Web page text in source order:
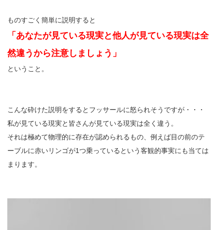
ものすごく簡単に説明すると
「あなたが見ている現実と他人が見ている現実は全
然違うから注意しましょう」
ということ。
こんな砕けた説明をするとフッサールに怒られそうですが・・・
私が見ている現実と皆さんが見ている現実は全く違う。
それは極めて物理的に存在が認められるもの、例えば目の前のテ
ーブルに赤いリンゴが1つ乗っているという客観的事実にも当ては
まります。